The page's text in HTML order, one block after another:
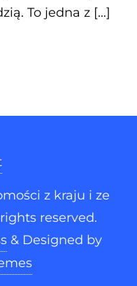
To jedna z […]
z kraju i ze
reserved.
& Designed by